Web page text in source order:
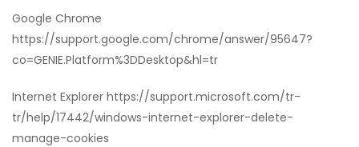
Google Chrome
https://support.google.com/chrome/answer/95647?
co=GENIE.Platform%3DDesktop&hl=tr
Internet Explorer https://support.microsoft.com/tr-
tr/help/17442/windows-internet-explorer-delete-
manage-cookies